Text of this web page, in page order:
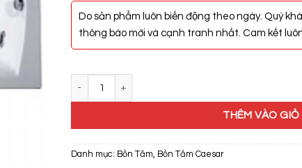
Do sản phẩm luôn biến động theo ngày. Quý
thông báo mới và cạnh tranh nhất. Cam kết
THÊM VÀO
Danh mục: Bồn Tắm, Bồn Tắm Caesar